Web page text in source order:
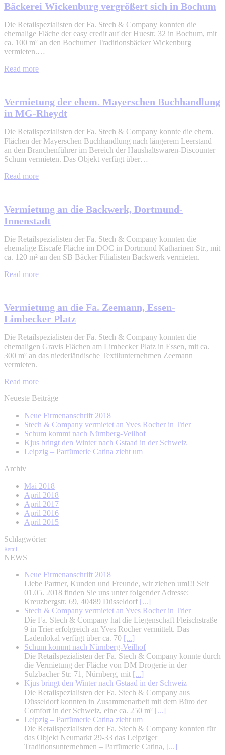
Bäckerei Wickenburg vergrößert sich in Bochum
Die Retailspezialisten der Fa. Stech & Company konnten die
ehemalige Fläche der easy credit auf der Huestr. 32 in Bochum, mit
ca. 100 m² an den Bochumer Traditionsbäcker Wickenburg
vermieten.…
Read more
Vermietung der ehem. Mayerschen Buchhandlung
in MG-Rheydt
Die Retailspezialisten der Fa. Stech & Company konnte die ehem.
Flächen der Mayerschen Buchhandlung nach längerem Leerstand
an den Branchenführer im Bereich der Haushaltswaren-Discounter
Schum vermieten. Das Objekt verfügt über…
Read more
Vermietung an die Backwerk, Dortmund-
Innenstadt
Die Retailspezialisten der Fa. Stech & Company konnten die
ehemalige Eiscafé Fläche im DOC in Dortmund Katharinen Str., mit
ca. 120 m² an den SB Bäcker Filialisten Backwerk vermieten.
Read more
Vermietung an die Fa. Zeemann, Essen-
Limbecker Platz
Die Retailspezialisten der Fa. Stech & Company konnten die
ehemaligen Gravis Flächen am Limbecker Platz in Essen, mit ca.
300 m² an das niederländische Textilunternehmen Zeemann
vermieten.
Read more
Neueste Beiträge
Neue Firmenanschrift 2018
Stech & Company vermietet an Yves Rocher in Trier
Schum kommt nach Nürnberg-Veilhof
Kjus bringt den Winter nach Gstaad in der Schweiz
Leipzig – Parfümerie Catina zieht um
Archiv
Mai 2018
April 2018
April 2017
April 2016
April 2015
Schlagwörter
Retail
NEWS
Neue Firmenanschrift 2018
Liebe Partner, Kunden und Freunde, wir ziehen um!!! Seit
01.05. 2018 finden Sie uns unter folgender Adresse:
Kreuzbergstr. 69, 40489 Düsseldorf [...]
Stech & Company vermietet an Yves Rocher in Trier
Die Fa. Stech & Company hat die Liegenschaft Fleischstraße
9 in Trier erfolgreich an Yves Rocher vermittelt. Das
Ladenlokal verfügt über ca. 70 [...]
Schum kommt nach Nürnberg-Veilhof
Die Retailspezialisten der Fa. Stech & Company konnte durch
die Vermietung der Fläche von DM Drogerie in der
Sulzbacher Str. 71, Nürnberg, mit [...]
Kjus bringt den Winter nach Gstaad in der Schweiz
Die Retailspezialisten der Fa. Stech & Company aus
Düsseldorf konnten in Zusammenarbeit mit dem Büro der
Comfort in der Schweiz, eine ca. 250 m² [...]
Leipzig – Parfümerie Catina zieht um
Die Retailspezialisten der Fa. Stech & Company konnten für
das Objekt Neumarkt 29-33 das Leipziger
Traditionsunternehmen – Parfümerie Catina, [...]